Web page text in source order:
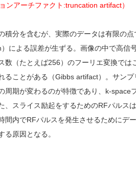
ンアーチファクト:truncation artifact）
積分を含むが、実際のデータは有限の
による誤差が生ずる。画像の中で高信
数（たとえば256）のフーリエ変換では
ることがある（Gibbs artifact）。サン
周期が変わるのが特徴であり、k-space
、スライス励起をするためのRFパルス
間内でRFパルスを発生させるためにデ
原因となる。